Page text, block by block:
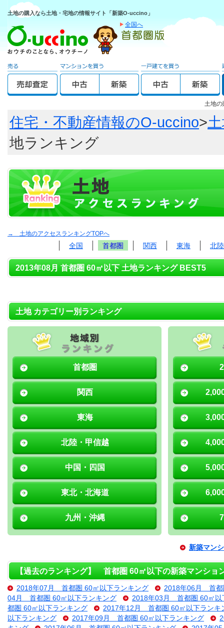
土地の購入なら土地・宅地の情報サイト「新築O-uccino」
全国へ
土地
住宅・不動産情報のO-uccino>
地ランキング
→ 土地のアクセスランキングTOPへ
全国 首都圏 関西 東海 北
2013年08月 首都圏 60㎡以下 土地ランキング BEST5
土地 カテゴリー別ランキング
首都圏
関西
東海
北陸・甲信越
中国・四国
東北・北海道
九州・沖縄
新築マン
【過去のランキング】 首都圏 60㎡以下の新築マンショ
2018年07月 首都圏 60㎡以下ランキング
2018年06月 首都
04月 首都圏 60㎡以下ランキング
2018年03月 首都圏 60㎡以
都圏 60㎡以下ランキング
2017年12月 首都圏 60㎡以下ランキ
以下ランキング
2017年09月 首都圏 60㎡以下ランキング